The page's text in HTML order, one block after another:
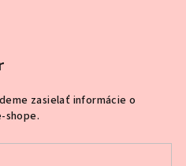
zasielať informácie o
shope.